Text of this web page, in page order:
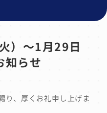
）～1月29日
知らせ
り、厚くお礼申し上げま